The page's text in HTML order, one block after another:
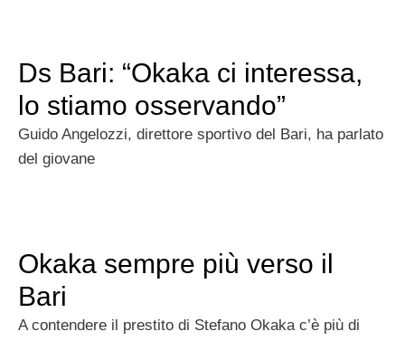
Ds Bari: “Okaka ci interessa,
lo stiamo osservando”
Guido Angelozzi, direttore sportivo del Bari, ha parlato
del giovane
Okaka sempre più verso il
Bari
A contendere il prestito di Stefano Okaka c’è più di